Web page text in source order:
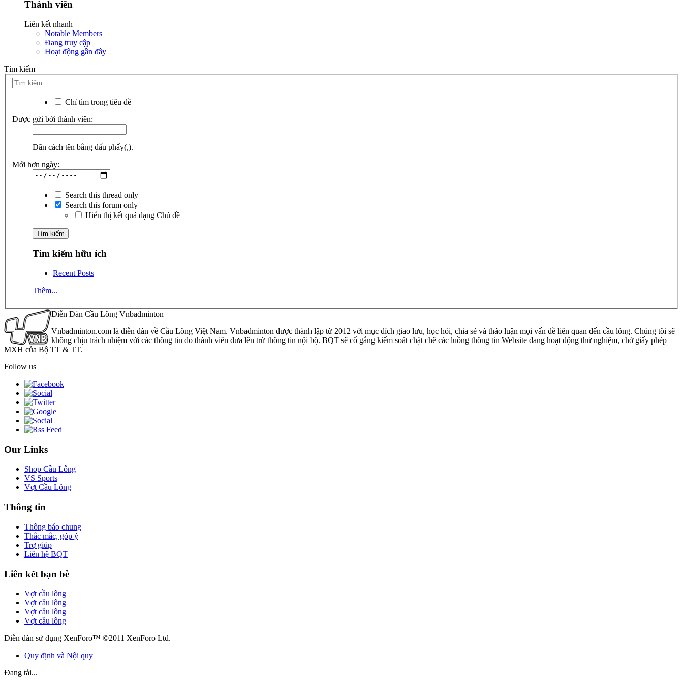
Thành viên
Liên kết nhanh
Notable Members
Đang truy cập
Hoạt động gần đây
Tìm kiếm
Chỉ tìm trong tiêu đề
Được gửi bởi thành viên:
Dãn cách tên bằng dấu phẩy(,).
Mới hơn ngày:
Search this thread only
Search this forum only
Hiển thị kết quả dạng Chủ đề
Tìm kiếm hữu ích
Recent Posts
Thêm...
Diễn Đàn Cầu Lông Vnbadminton
Vnbadminton.com là diễn đàn về Cầu Lông Việt Nam. Vnbadminton được thành lập từ 2012 với mục đích giao lưu, học hỏi, chia sẻ và thảo luận mọi vấn đề liên quan đến cầu lông. Chúng tôi sẽ
không chịu trách nhiệm với các thông tin do thành viên đưa lên trừ thông tin nội bộ. BQT sẽ cố gắng kiểm soát chặt chẽ các luồng thông tin Website đang hoạt động thử nghiệm, chờ giấy phép
MXH của Bộ TT & TT.
Follow us
Our Links
Shop Cầu Lông
VS Sports
Vợt Cầu Lông
Thông tin
Thông báo chung
Thắc mắc, góp ý
Trợ giúp
Liên hệ BQT
Liên kết bạn bè
Vợt cầu lông
Vợt cầu lông
Vợt cầu lông
Vợt cầu lông
Diễn đàn sử dụng XenForo™ ©2011 XenForo Ltd.
Quy định và Nội quy
Đang tải...